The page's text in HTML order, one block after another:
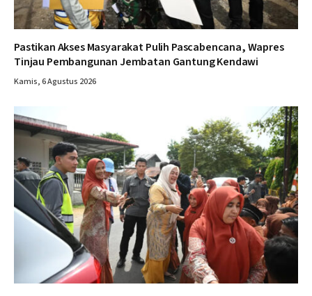
Pastikan Akses Masyarakat Pulih Pascabencana, Wapres
Tinjau Pembangunan Jembatan Gantung Kendawi
Kamis, 6 Agustus 2026